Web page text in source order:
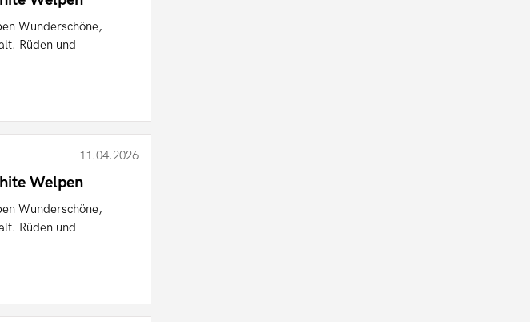
Wunderschöne,
Rüden und
11.04.2026
Welpen
Wunderschöne,
Rüden und